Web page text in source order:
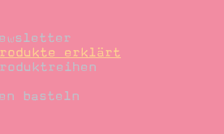
erklärt
basteln